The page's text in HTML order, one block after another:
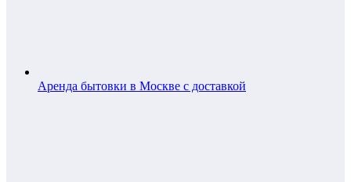
Аренда бытовки в Москве с доставкой